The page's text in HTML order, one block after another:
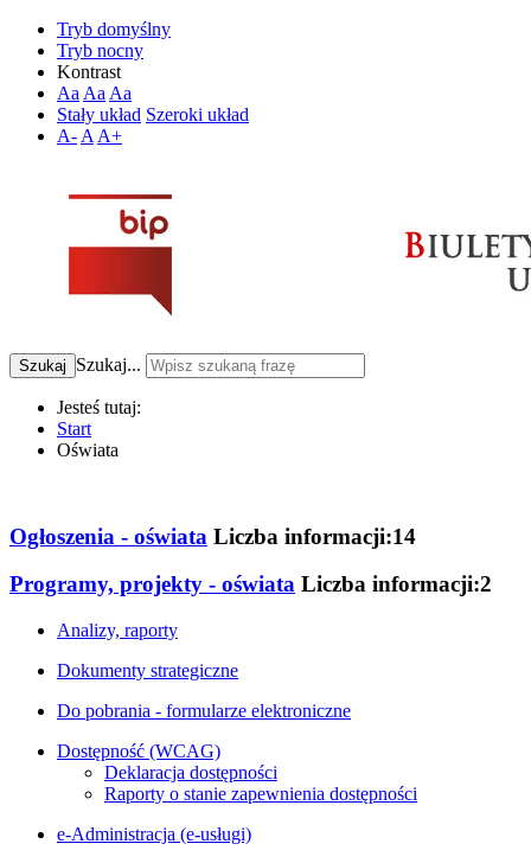
Tryb domyślny
Tryb nocny
Kontrast
Aa Aa Aa
Stały układ Szeroki układ
A- A A+
Szukaj Szukaj...
Jesteś tutaj:
Start
Oświata
Ogłoszenia - oświata Liczba informacji:14
Programy, projekty - oświata Liczba informacji:2
Analizy, raporty
Dokumenty strategiczne
Do pobrania - formularze elektroniczne
Dostępność (WCAG)
Deklaracja dostępności
Raporty o stanie zapewnienia dostępności
e-Administracja (e-usługi)